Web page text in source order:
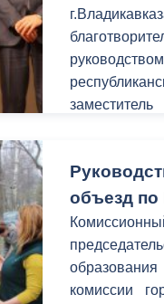
Родионов,
организаций.
объезд по
образования
комиссии